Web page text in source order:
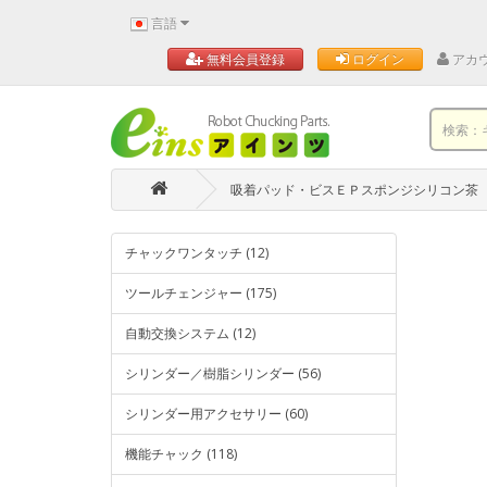
言語
無料会員登録
ログイン アカ
吸着パッド・ビスＥＰスポンジシリコン茶
チャックワンタッチ (12)
ツールチェンジャー (175)
自動交換システム (12)
シリンダー／樹脂シリンダー (56)
シリンダー用アクセサリー (60)
機能チャック (118)